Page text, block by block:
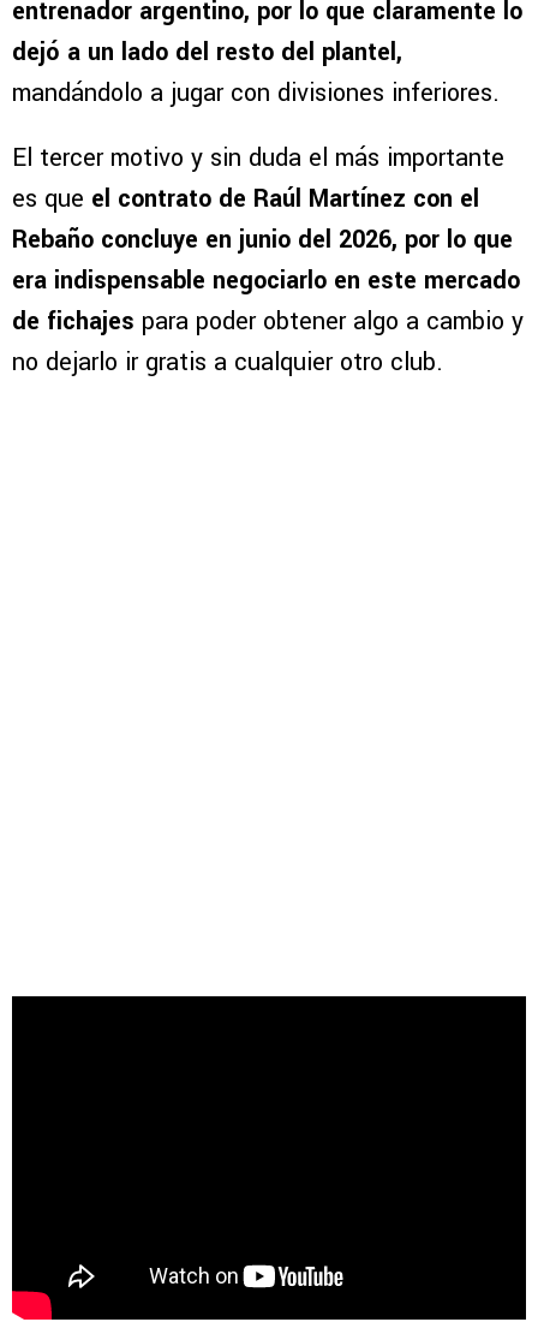
entrenador argentino, por lo que claramente lo
dejó a un lado del resto del plantel,
mandándolo a jugar con divisiones inferiores.
El tercer motivo y sin duda el más importante
es que el contrato de Raúl Martínez con el
Rebaño concluye en junio del 2026, por lo que
era indispensable negociarlo en este mercado
de fichajes para poder obtener algo a cambio y
no dejarlo ir gratis a cualquier otro club.